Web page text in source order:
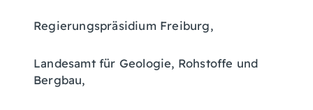
Regierungspräsidium Freiburg,
Landesamt für Geologie, Rohstoffe und
Bergbau,